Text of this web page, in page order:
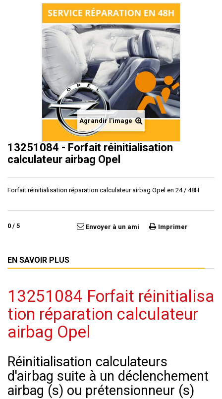
Agrandir l'image
13251084 - Forfait réinitialisation
calculateur airbag Opel
Forfait réinitialisation réparation calculateur airbag Opel en 24 / 48H
0 / 5 Envoyer à un ami Imprimer
EN SAVOIR PLUS
13251084 Forfait réinitialisa
tion réparation calculateur
airbag Opel
Réinitialisation calculateurs
d'airbag suite à un déclenchement
airbag (s) ou prétensionneur (s)